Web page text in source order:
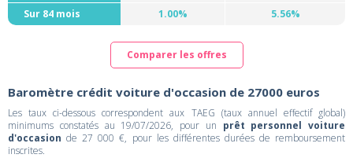
Sur 84 mois
1.00% 5.56%
Comparer les offres
Baromètre crédit voiture d'occasion de 27000 euros
Les taux ci-dessous correspondent aux TAEG (taux annuel effectif global)
minimums constatés au 19/07/2026, pour un prêt personnel voiture
d'occasion de 27 000 €, pour les différentes durées de remboursement
inscrites.